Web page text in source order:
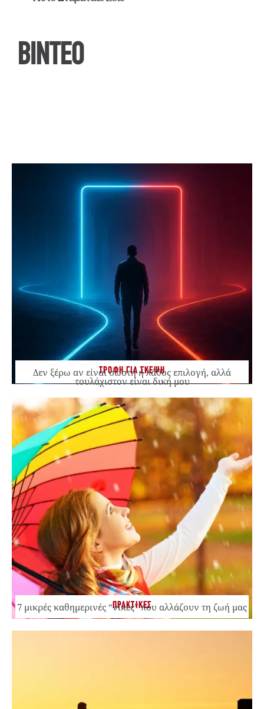
ΒΙΝΤΕΟ
ΤΡΟΦΗ ΓΙΑ ΣΚΕΨΗ
Δεν ξέρω αν είναι σωστή ή λάθος επιλογή, αλλά
τουλάχιστον είναι δική μου
ΠΡΑΚΤΙΚΕΣ
7 μικρές καθημερινές “νίκες” που αλλάζουν τη ζωή μας